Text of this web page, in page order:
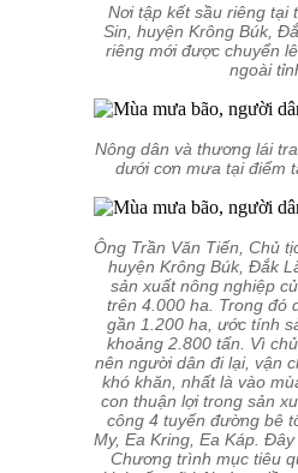
Nơi tập kết sầu riêng tại
Sin, huyện Krông Búk,
riêng mới được chuyển
ngoài
Nông dân và thương lái
dưới cơn mưa tại điểm
Ông Trần Văn Tiến, Chủ
huyện Krông Búk, Đắk
sản xuất nông nghiệp
trên 4.000 ha. Trong đó
gần 1.200 ha, ước tính
khoảng 2.800 tấn. Vì
nên người dân đi lại, vận
khó khăn, nhất là vào
con thuận lợi trong sản
công 4 tuyến đường bê
My, Ea Kring, Ea Káp.
Chương trình mục tiêu